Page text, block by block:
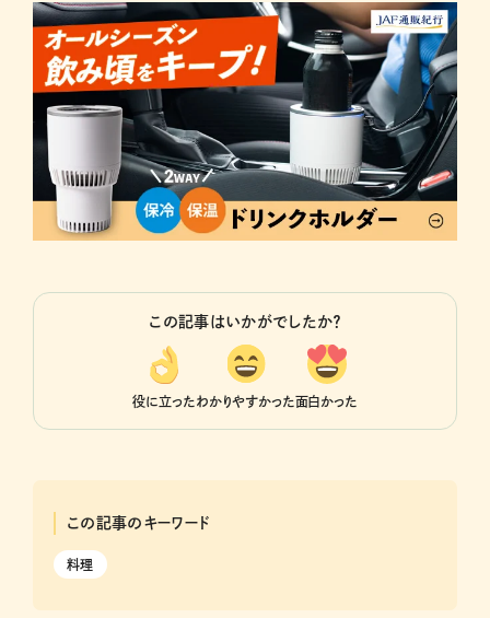
この記事はいかがでしたか？
役に立ったわかりやすかった面白かった
この記事のキーワード
料理